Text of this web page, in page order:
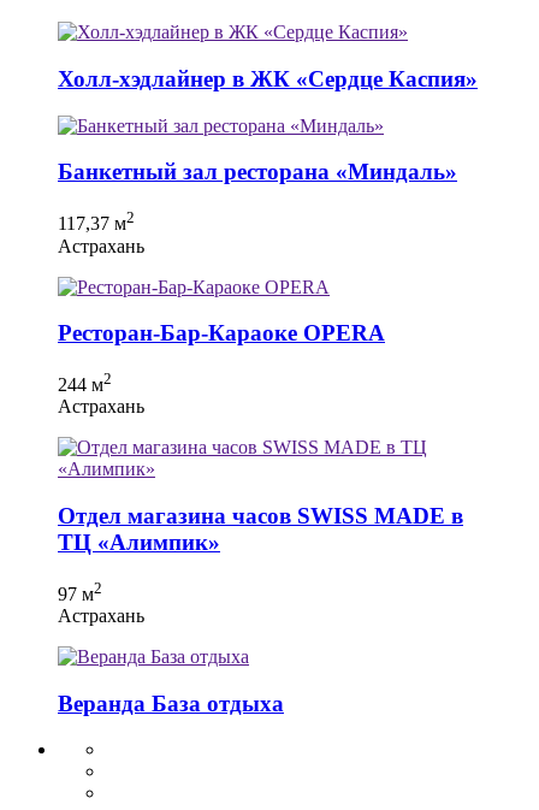
Холл-хэдлайнер в ЖК «Сердце Каспия»
Банкетный зал ресторана «Миндаль»
117,37 м2
Астрахань
Ресторан-Бар-Караоке OPERA
244 м2
Астрахань
Отдел магазина часов SWISS MADE в
ТЦ «Алимпик»
97 м2
Астрахань
Веранда База отдыха